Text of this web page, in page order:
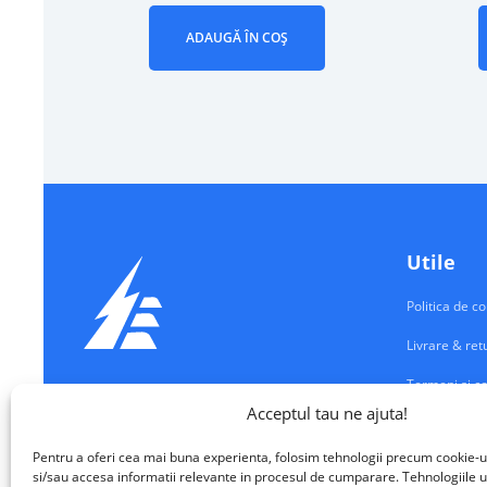
Acceptul tau ne ajuta!
Pentru a oferi cea mai buna experienta, folosim tehnologii precum cookie-
si/sau accesa informatii relevante in procesul de cumparare. Tehnologiile
ADAUGĂ ÎN COȘ
Echipamente Electrice
Utile
Politica de
Livrare &
Termeni si
Contul meu
Contact